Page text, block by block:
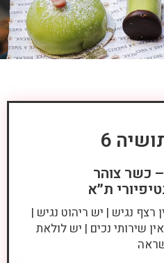
ת״א
רצף נגיש | יש ריהוט נגיש |
שירותי נכים | יש לולאת